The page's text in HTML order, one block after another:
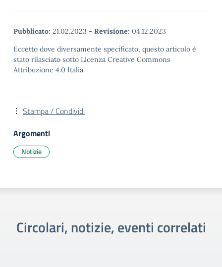
Pubblicato: 21.02.2023 - Revisione: 04.12.2023
Eccetto dove diversamente specificato, questo articolo è
stato rilasciato sotto Licenza Creative Commons
Attribuzione 4.0 Italia.
Stampa / Condividi
Argomenti
Notizie
Circolari, notizie, eventi correlati